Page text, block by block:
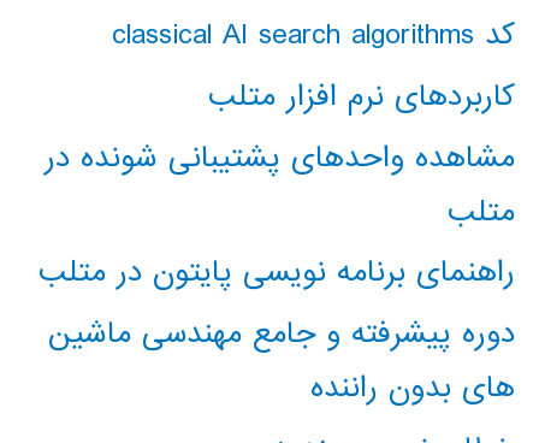
کد classical AI search algorithms
کاربردهای نرم افزار متلب
مشاهده واحدهای پشتیبانی شونده در
متلب
راهنمای برنامه نویسی پایتون در متلب
دوره پیشرفته و جامع مهندسی ماشین
های بدون راننده